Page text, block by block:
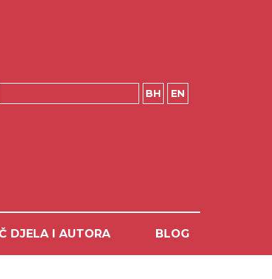
BH EN
DJELA I AUTORA BLOG